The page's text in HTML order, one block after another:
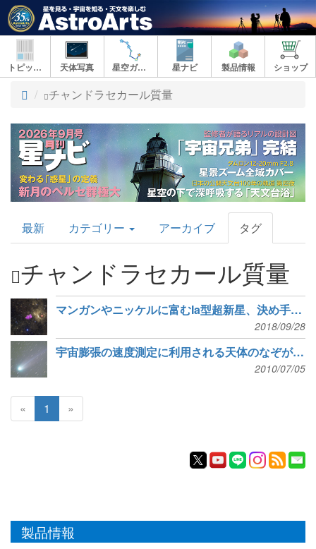
トピックス 天体写真 星空ガイド 星ナビ 製品情報 ショップ
ト
プ
チャンドラセカール質量
AstroArts
Topics
最新 カテゴリー アーカイブ タグ
チャンドラセカール質量
マンガンやニッケルに富むIa型超新星、決め手は質量と金属量
2018/09/28
宇宙膨張の速度測定に利用される天体のなぞが解けた
2010/07/05
« 1 »
製品情報